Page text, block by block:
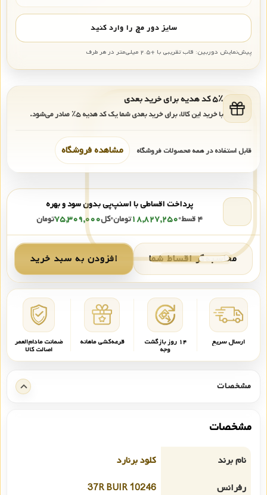
سایز دور مچ را وارد کنید
پیش‌نمایش دوربین: قاب تقریبی با +۲.۵ میلی‌متر در هر طرف
۵٪ کد هدیه برای خرید بعدی
با خرید این کالا، برای خرید بعدی شما یک کد هدیه۵٪ صادر می‌شود.
قابل استفاده در همه محصولات فروشگاه مشاهده فروشگاه
پرداخت اقساطی با اسنپ‌پی بدون سود و بهره
۴ قسط
•۱۸,۸۲۷,۲۵۰تومان•کل۷۵,۳۰۹,۰۰۰تومان
محاسبه‌گر اقساط شما افزودن به سبد خرید
ارسال سریع ۱۴ روز بازگشت
وجه
قرعه‌کشی ماهانه ضمانت مادام‌العمر
اصالت کالا
مشخصات
مشخصات
نام برند
کلود برنارد
رفرانس
10246 37R BUIR